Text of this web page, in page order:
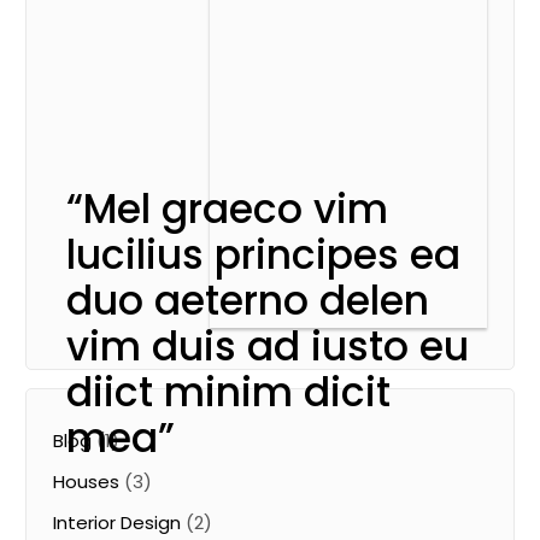
“Mel graeco vim
lucilius principes ea
duo aeterno delen
vim duis ad iusto eu
diict minim dicit
mea”
Blog(1)
Houses (3)
Interior Design (2)